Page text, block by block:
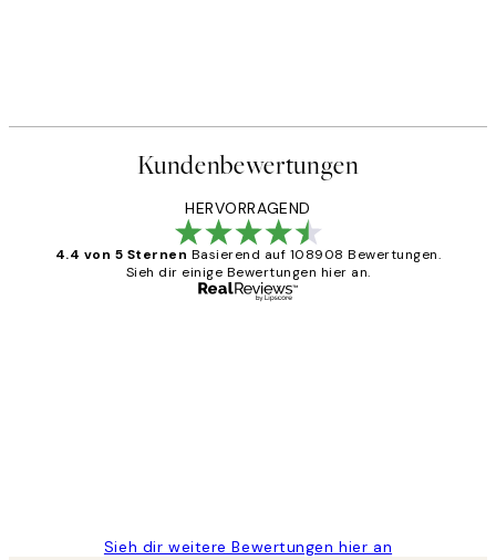
Kundenbewertungen
HERVORRAGEND
4.4 von 5 Sternen Basierend auf 108908 Bewertungen.
Sieh dir einige Bewertungen hier an.
Sieh dir weitere Bewertungen hier an